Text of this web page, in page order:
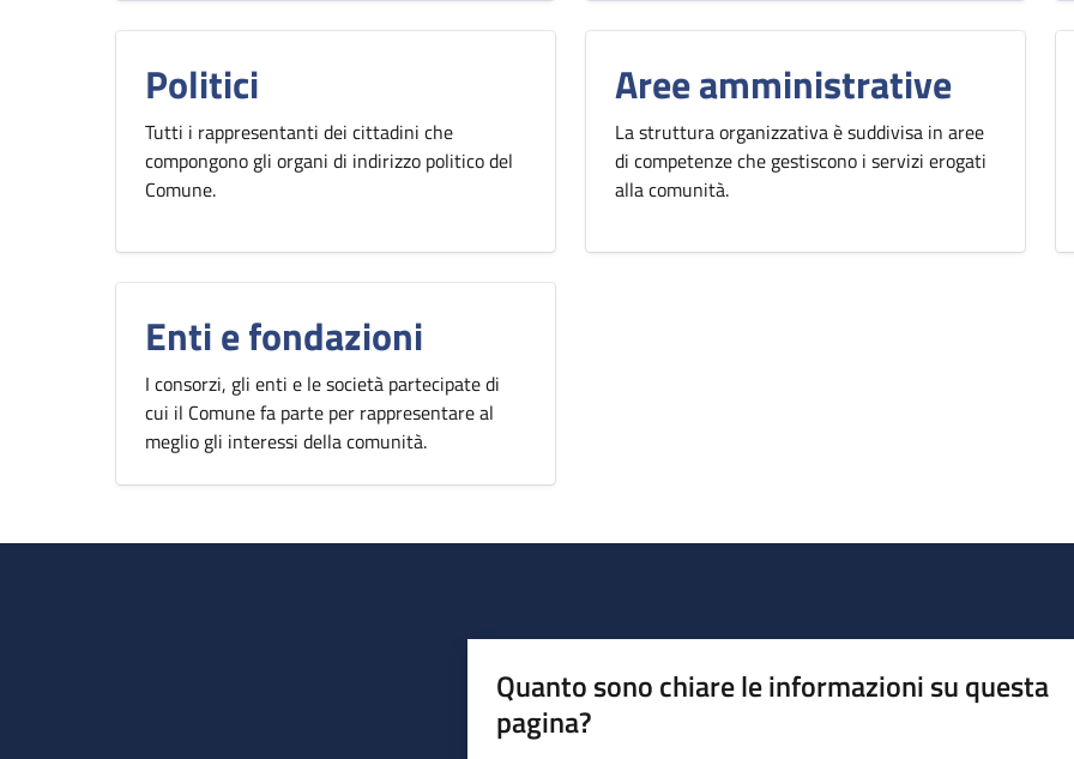
Politici
Tutti i rappresentanti dei cittadini che
compongono gli organi di indirizzo politico del
Comune.
Aree amministrative
La struttura organizzativa è suddivisa in aree
di competenze che gestiscono i servizi erogati
alla comunità.
Enti e fondazioni
I consorzi, gli enti e le società partecipate di
cui il Comune fa parte per rappresentare al
meglio gli interessi della comunità.
Quanto sono chiare le informazioni su questa
pagina?